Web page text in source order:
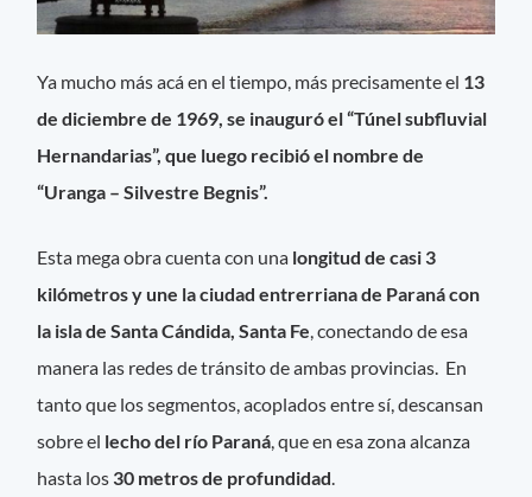
Ya mucho más acá en el tiempo, más precisamente el 13
de diciembre de 1969, se inauguró el “Túnel subfluvial
Hernandarias”, que luego recibió el nombre de
“Uranga – Silvestre Begnis”.
Esta mega obra cuenta con una longitud de casi 3
kilómetrosy une la ciudad entrerriana de Paraná con
la isla de Santa Cándida, Santa Fe, conectando de esa
manera las redes de tránsito de ambas provincias. En
tanto que los segmentos, acoplados entre sí, descansan
sobre el lecho del río Paraná, que en esa zona alcanza
hasta los 30 metros de profundidad.